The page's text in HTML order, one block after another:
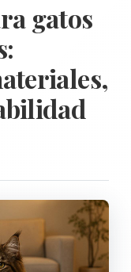
gatos